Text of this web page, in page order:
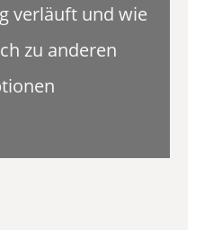
verläuft und wie
zu anderen